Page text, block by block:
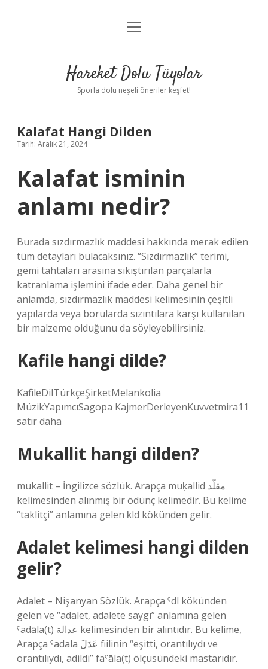
Anasayfa
Yasal Uyarı
menüyü
Hareket Dolu Tüyolar
Sporla dolu neşeli öneriler keşfet!
Kalafat Hangi Dilden
Tarih: Aralık 21, 2024
Kalafat isminin
anlamı nedir?
Burada sızdırmazlık maddesi hakkında merak edilen
tüm detayları bulacaksınız. “Sızdırmazlık” terimi,
gemi tahtaları arasına sıkıştırılan parçalarla
katranlama işlemini ifade eder. Daha genel bir
anlamda, sızdırmazlık maddesi kelimesinin çeşitli
yapılarda veya borularda sızıntılara karşı kullanılan
bir malzeme olduğunu da söyleyebilirsiniz.
Kafile hangi dilde?
KafileDilTürkçeŞirketMelankolia
MüzikYapımcıSagopa KajmerDerleyenKuvvetmira11
satır daha
Mukallit hangi dilden?
mukallit – İngilizce sözlük. Arapça muḳallid مقلّد
kelimesinden alınmış bir ödünç kelimedir. Bu kelime
“taklitçi” anlamına gelen ḳld kökünden gelir.
Adalet kelimesi hangi dilden
gelir?
Adalet – Nişanyan Sözlük. Arapça ˁdl kökünden
gelen ve “adalet, adalete saygı” anlamına gelen
ˁadāla(t) عدالة kelimesinden bir alıntıdır. Bu kelime,
Arapça ˁadala عَدَلَ fiilinin “eşitti, orantılıydı ve
orantılıydı, adildi” faˁāla(t) ölçüsündeki mastarıdır.